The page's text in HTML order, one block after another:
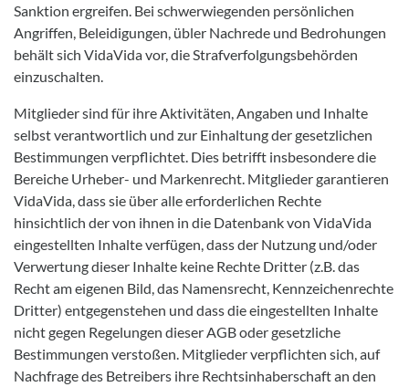
Sanktion ergreifen. Bei schwerwiegenden persönlichen
Angriffen, Beleidigungen, übler Nachrede und Bedrohungen
behält sich VidaVida vor, die Strafverfolgungsbehörden
einzuschalten.
Mitglieder sind für ihre Aktivitäten, Angaben und Inhalte
selbst verantwortlich und zur Einhaltung der gesetzlichen
Bestimmungen verpflichtet. Dies betrifft insbesondere die
Bereiche Urheber- und Markenrecht. Mitglieder garantieren
VidaVida, dass sie über alle erforderlichen Rechte
hinsichtlich der von ihnen in die Datenbank von VidaVida
eingestellten Inhalte verfügen, dass der Nutzung und/oder
Verwertung dieser Inhalte keine Rechte Dritter (z.B. das
Recht am eigenen Bild, das Namensrecht, Kennzeichenrechte
Dritter) entgegenstehen und dass die eingestellten Inhalte
nicht gegen Regelungen dieser AGB oder gesetzliche
Bestimmungen verstoßen. Mitglieder verpflichten sich, auf
Nachfrage des Betreibers ihre Rechtsinhaberschaft an den